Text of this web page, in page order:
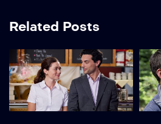
Related Posts